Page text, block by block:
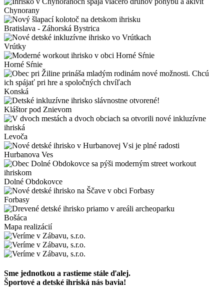
Chynorany
Bratislava - Záhorská Bystrica
Vrútky
Horné Sŕnie
Konská
Kláštor pod Znievom
Levoča
Hurbanova Ves
Dolné Obdokovce
Forbasy
Bošáca
Mapa realizácií
Sme jednotkou a rastieme stále ďalej.
Športové a detské ihriská nás bavia!